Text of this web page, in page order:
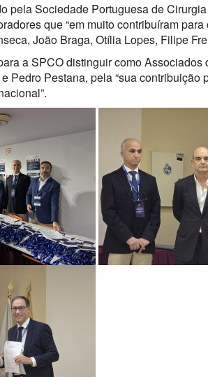
pela Sociedade Portuguesa de
que “em muito contribuíram
João Braga, Otília Lopes, Filipe
a SPCO distinguir como
Pedro Pestana, pela “sua contribuição